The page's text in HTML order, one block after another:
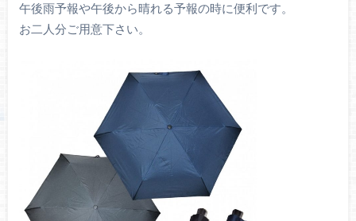
午後雨予報や午後から晴れる予報の時に便利です。
お二人分ご用意下さい。